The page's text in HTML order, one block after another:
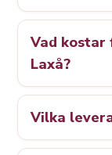
Vad
Laxå?
Vilka